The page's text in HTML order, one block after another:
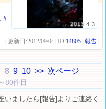
2013.4.3
#
| 更新日:2012/09/04 | ID:14805 |報告
8 9 10 >> 次ページ
80件目
いましたら[報告]よりご連絡く